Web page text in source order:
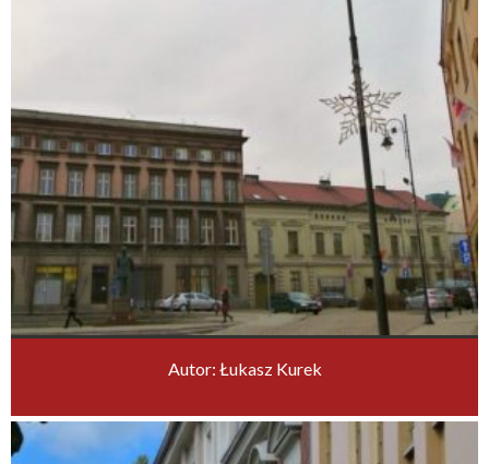
Autor: Łukasz Kurek